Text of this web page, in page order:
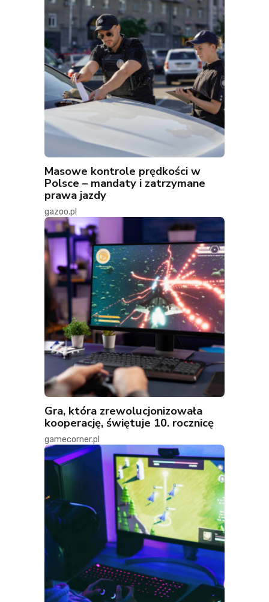
Masowe kontrole prędkości w
Polsce – mandaty i zatrzymane
prawa jazdy
gazoo.pl
Gra, która zrewolucjonizowała
kooperację, świętuje 10. rocznicę
gamecorner.pl